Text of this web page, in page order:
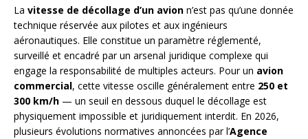
La vitesse de décollage d’un avion n’est pas qu’une donnée
technique réservée aux pilotes et aux ingénieurs
aéronautiques. Elle constitue un paramètre réglementé,
surveillé et encadré par un arsenal juridique complexe qui
engage la responsabilité de multiples acteurs. Pour un avion
commercial, cette vitesse oscille généralement entre 250 et
300 km/h — un seuil en dessous duquel le décollage est
physiquement impossible et juridiquement interdit. En 2026,
plusieurs évolutions normatives annoncées par l’Agence